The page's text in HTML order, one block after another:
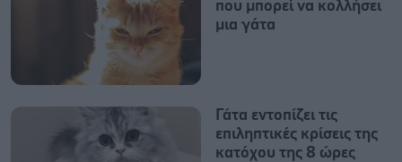
που μπορεί να κολλήσει
μια γάτα
Γάτα εντοπίζει τις
επιληπτικές κρίσεις της
κατόχου της 8 ώρες